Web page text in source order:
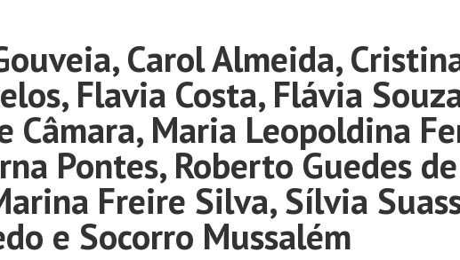
Carol Almeida,
Flavia Costa, Flávia
Câmara, Maria Leopoldina
Pontes, Roberto Guedes
Freire Silva, Sílvia
e Socorro Mussalém